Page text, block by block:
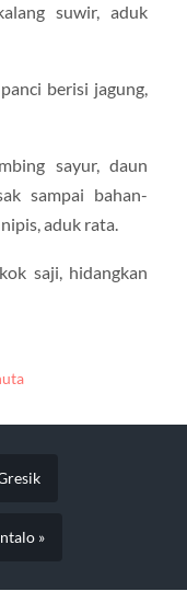
suwir, aduk
berisi jagung,
sayur, daun
sampai bahan-
aduk rata.
saji, hidangkan
»